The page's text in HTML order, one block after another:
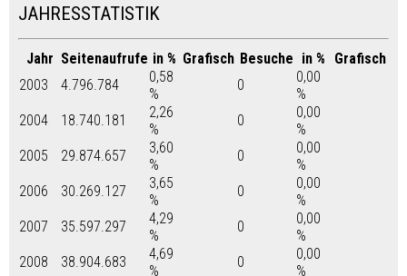
JAHRESSTATISTIK
Jahr Seitenaufrufe in % Grafisch Besuche in %
Grafisch
2003
4.796.784
0,58
%
0
0,00
%
2004
18.740.181
2,26
%
0
0,00
%
2005
29.874.657
3,60
%
0
0,00
%
2006
30.269.127
3,65
%
0
0,00
%
2007
35.597.297
4,29
%
0
0,00
%
2008
38.904.683
4,69
%
0
0,00
%